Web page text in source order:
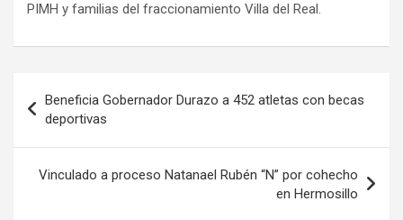
PIMH y familias del fraccionamiento Villa del Real.
de
entradas
Beneficia Gobernador Durazo a 452 atletas con becas
deportivas
Vinculado a proceso Natanael Rubén “N” por cohecho
en Hermosillo